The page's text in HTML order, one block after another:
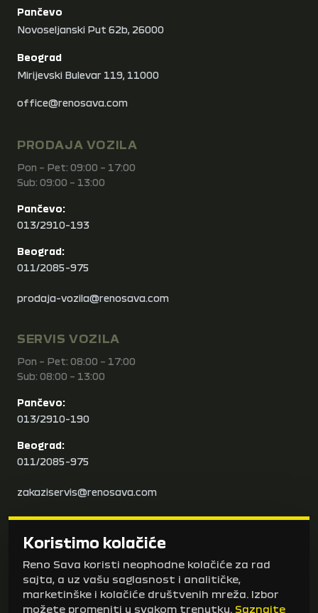
Pančevo
Novoseljanski Put 62b, 26000
Beograd
Mirijevski Bulevar 119, 11000
office@renosava.com
PRODAJA VOZILA
Pon – Pet: 09:00 – 17:00
Sub: 09:00 – 13:00
Pančevo:
013/2910-193
Beograd:
011/2085-975
prodaja-vozila@renosava.com
SERVIS VOZILA
Pon – Pet: 08:00 – 17:00
Sub: 08:00 – 13:00
Pančevo:
013/2910-190
Beograd:
011/2085-975
zakaziservis@renosava.com
karoserija@renosava.com
BRZI LINKOVI
Nova vozila
Vozila na stanju
Koristimo kolačiće
Reno Sava koristi neophodne kolačiće za rad
sajta, a uz vašu saglasnost i analitičke,
marketinške i kolačiće društvenih mreža. Izbor
možete promeniti u svakom trenutku. Saznajte